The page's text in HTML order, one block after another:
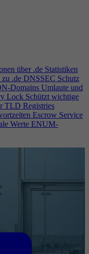
über .de Statistiken
zu .de DNSSEC Schutz
Domains Umlaute und
Lock Schützt wichtige
TLD Registries
Escrow Service
Werte ENUM-